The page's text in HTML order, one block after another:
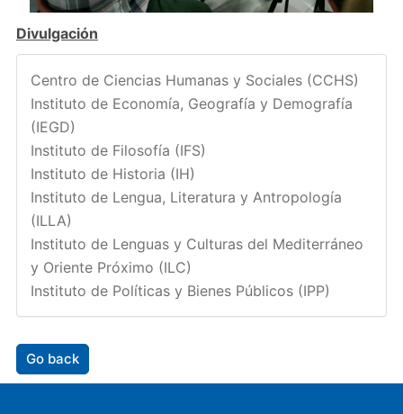
Divulgación
Centro de Ciencias Humanas y Sociales (CCHS)
Instituto de Economía, Geografía y Demografía
(IEGD)
Instituto de Filosofía (IFS)
Instituto de Historia (IH)
Instituto de Lengua, Literatura y Antropología
(ILLA)
Instituto de Lenguas y Culturas del Mediterráneo
y Oriente Próximo (ILC)
Instituto de Políticas y Bienes Públicos (IPP)
Go back